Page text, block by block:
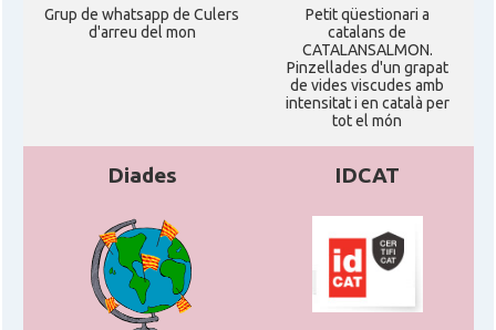
Grup de whatsapp de Culers
d'arreu del mon
Petit qüestionari a
catalans de
CATALANSALMON.
Pinzellades d'un grapat
de vides viscudes amb
intensitat i en català per
tot el món
Diades IDCAT